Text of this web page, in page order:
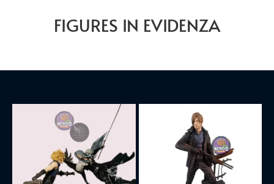
FIGURES IN EVIDENZA